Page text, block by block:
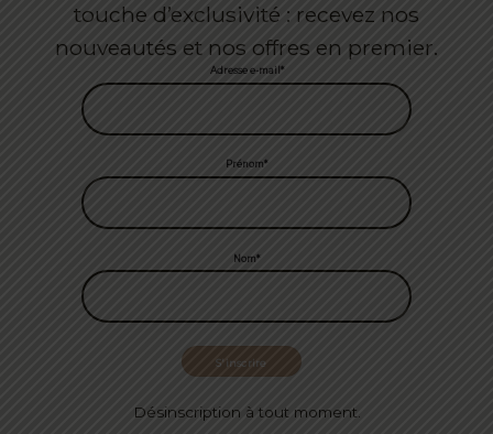
touche d’exclusivité : recevez nos
nouveautés et nos offres en premier.
Adresse e-mail*
Prénom*
Nom*
Désinscription à tout moment.